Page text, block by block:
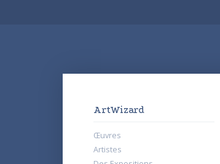
ArtWizard
Œuvres
Artistes